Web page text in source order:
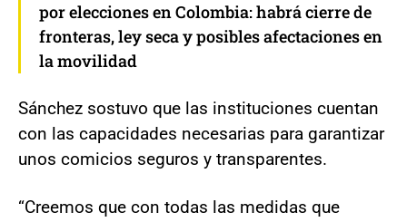
por elecciones en Colombia: habrá cierre de
fronteras, ley seca y posibles afectaciones en
la movilidad
Sánchez sostuvo que las instituciones cuentan
con las capacidades necesarias para garantizar
unos comicios seguros y transparentes.
“Creemos que con todas las medidas que